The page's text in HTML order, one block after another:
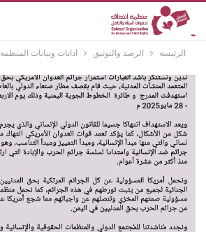
الرئيسة الرصد والتوثيق ادانات وبيانات المنظمة